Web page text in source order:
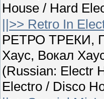
House / Hard
||>> Retro In
РЕТРО ТРЕКИ,
Хаус, Вокал
(Russian: Electr
Electro / Disco